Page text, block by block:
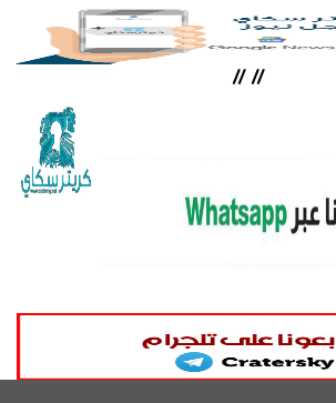
//
//